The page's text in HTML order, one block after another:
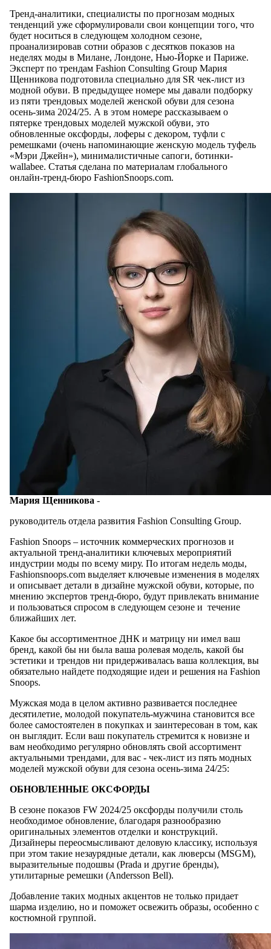
Тренд-аналитики, специалисты по прогнозам модных
тенденций уже сформулировали свои концепции того, что
будет носиться в следующем холодном сезоне,
проанализировав сотни образов с десятков показов на
неделях моды в Милане, Лондоне, Нью-Йорке и Париже.
Эксперт по трендам Fashion Consulting Group Мария
Щенникова подготовила специально для SR чек-лист из
модной обуви. В предыдущее номере мы давали подборку
из пяти трендовых моделей женской обуви для сезона
осень-зима 2024/25. А в этом номере рассказываем о
пятерке трендовых моделей мужской обуви, это
обновленные оксфорды, лоферы с декором, туфли с
ремешками (очень напоминающие женскую модель туфель
«Мэри Джейн»), минималистичные сапоги, ботинки-
wallabee. Статья сделана по материалам глобального
онлайн-тренд-бюро FashionSnoops.com.
Мария Щенникова -
руководитель отдела развития Fashion Consulting Group.
Fashion Snoops – источник коммерческих прогнозов и
актуальной тренд-аналитики ключевых мероприятий
индустрии моды по всему миру. По итогам недель моды,
Fashionsnoops.com выделяет ключевые изменения в моделях
и описывает детали в дизайне мужской обуви, которые, по
мнению экспертов тренд-бюро, будут привлекать внимание
и пользоваться спросом в следующем сезоне и течение
ближайших лет.
Какое бы ассортиментное ДНК и матрицу ни имел ваш
бренд, какой бы ни была ваша ролевая модель, какой бы
эстетики и трендов ни придерживалась ваша коллекция, вы
обязательно найдете подходящие идеи и решения на Fashion
Snoops.
Мужская мода в целом активно развивается последнее
десятилетие, молодой покупатель-мужчина становится все
более самостоятелен в покупках и заинтересован в том, как
он выглядит. Если ваш покупатель стремится к новизне и
вам необходимо регулярно обновлять свой ассортимент
актуальными трендами, для вас - чек-лист из пять модных
моделей мужской обуви для сезона осень-зима 24/25:
ОБНОВЛЕННЫЕ ОКСФОРДЫ
В сезоне показов FW 2024/25 оксфорды получили столь
необходимое обновление, благодаря разнообразию
оригинальных элементов отделки и конструкций.
Дизайнеры переосмысливают деловую классику, используя
при этом такие незаурядные детали, как люверсы (MSGM),
выразительные подошвы (Prada и другие бренды),
утилитарные ремешки (Andersson Bell).
Добавление таких модных акцентов не только придает
шарма изделию, но и поможет освежить образы, особенно с
костюмной группой.